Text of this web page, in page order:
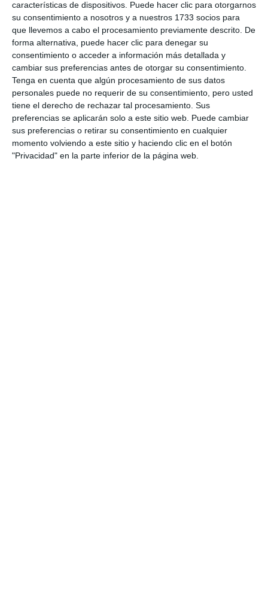
características de dispositivos. Puede hacer clic para otorgarnos
su consentimiento a nosotros y a nuestros 1733 socios para
que llevemos a cabo el procesamiento previamente descrito. De
forma alternativa, puede hacer clic para denegar su
consentimiento o acceder a información más detallada y
cambiar sus preferencias antes de otorgar su consentimiento.
Tenga en cuenta que algún procesamiento de sus datos
personales puede no requerir de su consentimiento, pero usted
tiene el derecho de rechazar tal procesamiento. Sus
preferencias se aplicarán solo a este sitio web. Puede cambiar
sus preferencias o retirar su consentimiento en cualquier
momento volviendo a este sitio y haciendo clic en el botón
"Privacidad" en la parte inferior de la página web.